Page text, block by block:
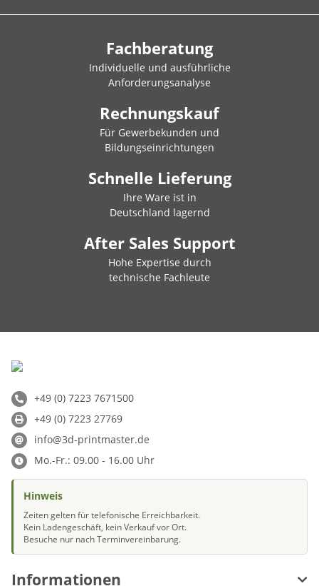
Fachberatung
Individuelle und ausführliche
Anforderungsanalyse
Rechnungskauf
Für Gewerbekunden und
Bildungseinrichtungen
Schnelle Lieferung
Ihre Ware ist in
Deutschland lagernd
After Sales Support
Hohe Expertise durch
technische Fachleute
+49 (0) 7223 7671500
+49 (0) 7223 27769
info@3d-printmaster.de
Mo.-Fr.: 09.00 - 16.00 Uhr
Hinweis
Zeiten gelten für telefonische Erreichbarkeit.
Kein Ladengeschäft, kein Verkauf vor Ort.
Besuche nur nach Terminvereinbarung.
Informationen